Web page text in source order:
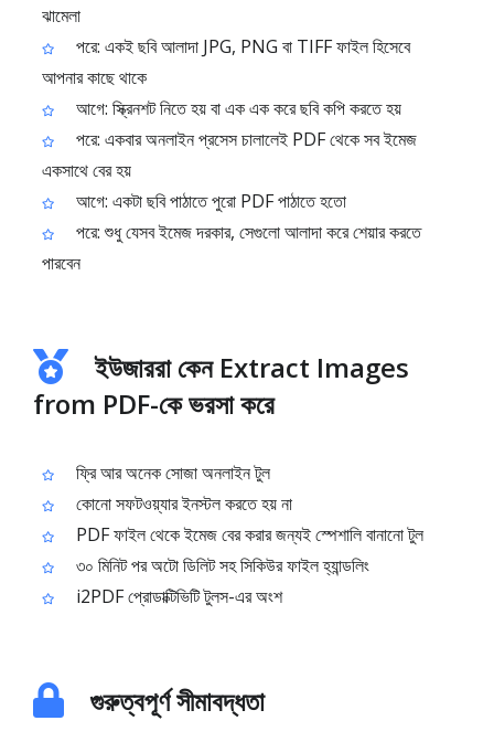
ঝামেলা
পরে: একই ছবি আলাদা JPG, PNG বা TIFF ফাইল হিসেবে
আপনার কাছে থাকে
আগে: স্ক্রিনশট নিতে হয় বা এক এক করে ছবি কপি করতে হয়
পরে: একবার অনলাইন প্রসেস চালালেই PDF থেকে সব ইমেজ
একসাথে বের হয়
আগে: একটা ছবি পাঠাতে পুরো PDF পাঠাতে হতো
পরে: শুধু যেসব ইমেজ দরকার, সেগুলো আলাদা করে শেয়ার করতে
পারবেন
ইউজাররা কেন Extract Images
from PDF-কে ভরসা করে
ফ্রি আর অনেক সোজা অনলাইন টুল
কোনো সফটওয়্যার ইনস্টল করতে হয় না
PDF ফাইল থেকে ইমেজ বের করার জন্যই স্পেশালি বানানো টুল
৩০ মিনিট পর অটো ডিলিট সহ সিকিউর ফাইল হ্যান্ডলিং
i2PDF প্রোডাক্টিভিটি টুলস-এর অংশ
গুরুত্বপূর্ণ সীমাবদ্ধতা